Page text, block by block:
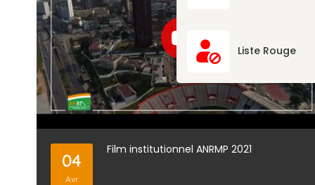
Film institutionnel ANRMP 2021
04
Avr
Liste Rouge